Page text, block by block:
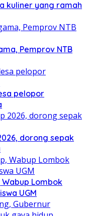
kuliner yang ramah
Pemprov NTB
pelopor
dorong sepak
Lombok
UGM